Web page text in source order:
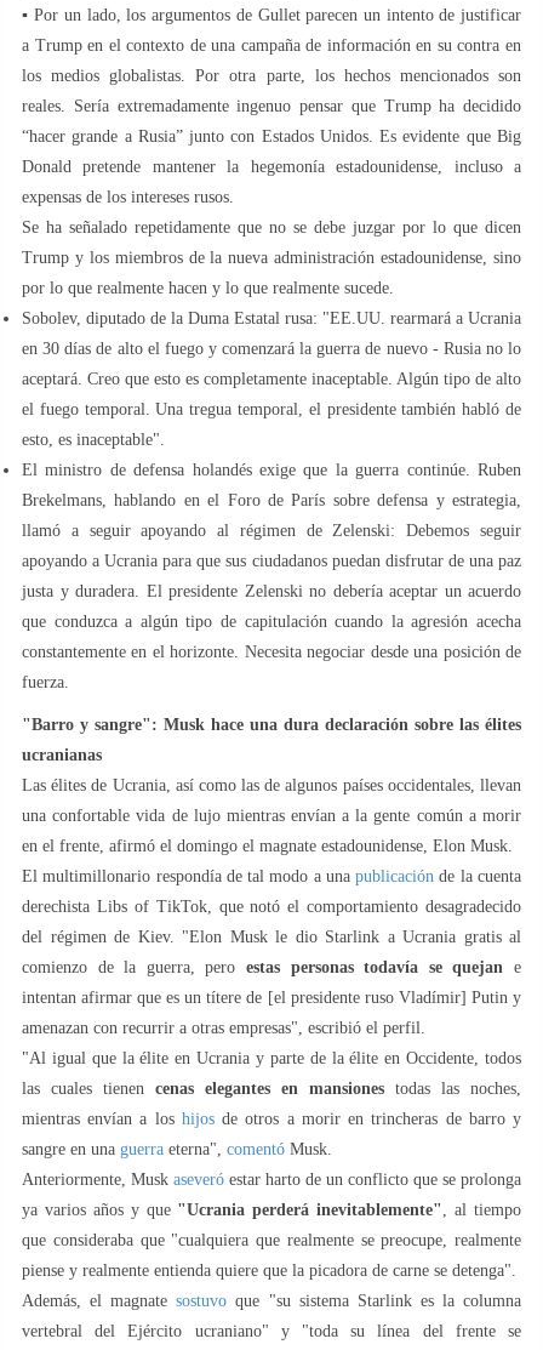
▪️ Por un lado, los argumentos de Gullet parecen un intento de justificar
a Trump en el contexto de una campaña de información en su contra en
los medios globalistas. Por otra parte, los hechos mencionados son
reales. Sería extremadamente ingenuo pensar que Trump ha decidido
“hacer grande a Rusia” junto con Estados Unidos. Es evidente que Big
Donald pretende mantener la hegemonía estadounidense, incluso a
expensas de los intereses rusos.
Se ha señalado repetidamente que no se debe juzgar por lo que dicen
Trump y los miembros de la nueva administración estadounidense, sino
por lo que realmente hacen y lo que realmente sucede.
Sobolev, diputado de la Duma Estatal rusa: "EE.UU. rearmará a Ucrania
en 30 días de alto el fuego y comenzará la guerra de nuevo - Rusia no lo
aceptará. Creo que esto es completamente inaceptable. Algún tipo de alto
el fuego temporal. Una tregua temporal, el presidente también habló de
esto, es inaceptable".
El ministro de defensa holandés exige que la guerra continúe. Ruben
Brekelmans, hablando en el Foro de París sobre defensa y estrategia,
llamó a seguir apoyando al régimen de Zelenski: Debemos seguir
apoyando a Ucrania para que sus ciudadanos puedan disfrutar de una paz
justa y duradera. El presidente Zelenski no debería aceptar un acuerdo
que conduzca a algún tipo de capitulación cuando la agresión acecha
constantemente en el horizonte. Necesita negociar desde una posición de
fuerza.
"Barro y sangre": Musk hace una dura declaración sobre las élites
ucranianas
Las élites de Ucrania, así como las de algunos países occidentales, llevan
una confortable vida de lujo mientras envían a la gente común a morir
en el frente, afirmó el domingo el magnate estadounidense, Elon Musk.
El multimillonario respondía de tal modo a unapublicación de la cuenta
derechista Libs of TikTok, que notó el comportamiento desagradecido
del régimen de Kiev. "Elon Musk le dio Starlink a Ucrania gratis al
comienzo de la guerra, pero estas personas todavía se quejan e
intentan afirmar que es un títere de [el presidente ruso Vladímir] Putin y
amenazan con recurrir a otras empresas", escribió el perfil.
"Al igual que la élite en Ucrania y parte de la élite en Occidente, todos
las cuales tienen cenas elegantes en mansiones todas las noches,
mientras envían a los hijosde otros a morir en trincheras de barro y
sangre en una guerra eterna", comentó Musk.
Anteriormente, Musk aseveró estar harto de un conflicto que se prolonga
ya varios años y que "Ucrania perderá inevitablemente" , al tiempo
que consideraba que "cualquiera que realmente se preocupe, realmente
piense y realmente entienda quiere que la picadora de carne se detenga".
Además, el magnatesostuvo que "su sistema Starlink es la columna
vertebral del Ejército ucraniano" y "toda su línea del frente se